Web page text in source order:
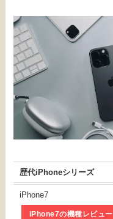
歴代iPhoneシリーズ
iPhone7
iPhone7の機種レビュー